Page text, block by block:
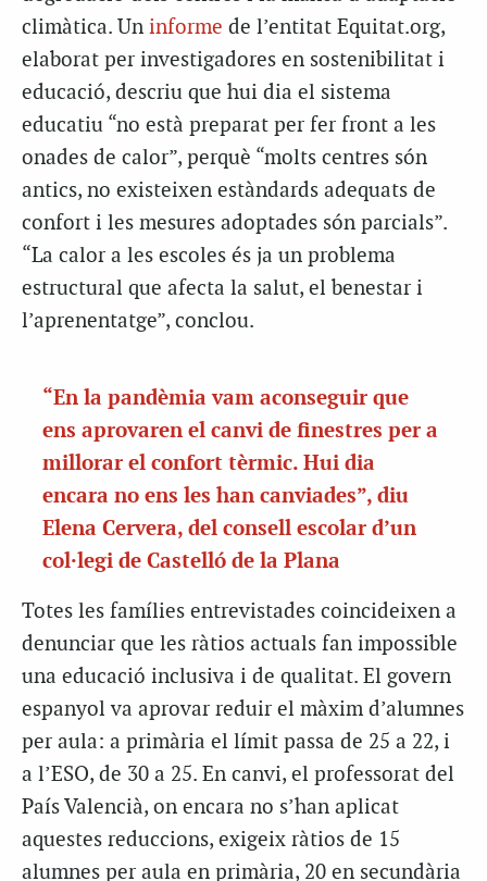
climàtica. Un informe de l’entitat Equitat.org,
elaborat per investigadores en sostenibilitat i
educació, descriu que hui dia el sistema
educatiu “no està preparat per fer front a les
onades de calor”, perquè “molts centres són
antics, no existeixen estàndards adequats de
confort i les mesures adoptades són parcials”.
“La calor a les escoles és ja un problema
estructural que afecta la salut, el benestar i
l’aprenentatge”, conclou.
“En la pandèmia vam aconseguir que
ens aprovaren el canvi de finestres per a
millorar el confort tèrmic. Hui dia
encara no ens les han canviades”, diu
Elena Cervera, del consell escolar d’un
col·legi de Castelló de la Plana
Totes les famílies entrevistades coincideixen a
denunciar que les ràtios actuals fan impossible
una educació inclusiva i de qualitat. El govern
espanyol va aprovar reduir el màxim d’alumnes
per aula: a primària el límit passa de 25 a 22, i
a l’ESO, de 30 a 25. En canvi, el professorat del
País Valencià, on encara no s’han aplicat
aquestes reduccions, exigeix ràtios de 15
alumnes per aula en primària, 20 en secundària